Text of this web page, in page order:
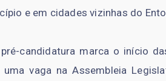
e em cidades vizinhas do
candidatura marca o início
uma vaga na Assembleia